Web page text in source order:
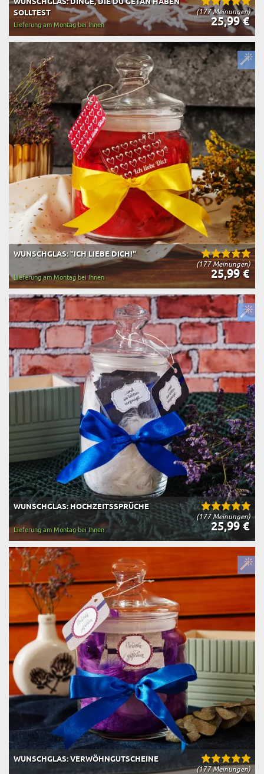
(177 Meinungen)
SOLLTEST
25,99 €
Lieferung am Montag bei Ihnen
(177 Meinungen)
WUNSCHGLAS: "ICH LIEBE DICH!"
25,99 €
Lieferung am Montag bei Ihnen
(177 Meinungen)
WUNSCHGLAS: HOCHZEITSSPRÜCHE
25,99 €
Lieferung am Montag bei Ihnen
(177 Meinungen)
WUNSCHGLAS: VERWÖHNGUTSCHEINE